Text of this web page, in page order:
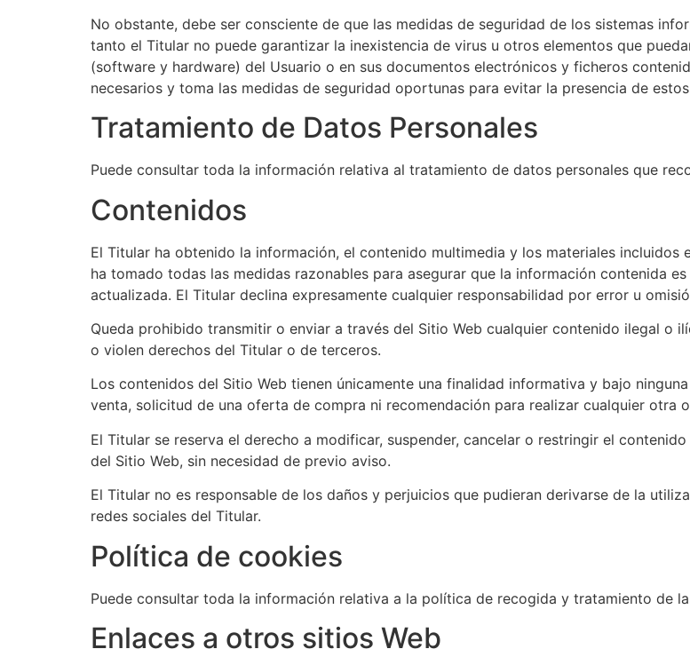
No obstante, debe ser consciente de que las medidas de seguridad de los sistemas
tanto el Titular no puede garantizar la inexistencia de virus u otros elementos que
(software y hardware) del Usuario o en sus documentos electrónicos y ficheros
necesarios y toma las medidas de seguridad oportunas para evitar la presencia de
Tratamiento de Datos Personales
Puede consultar toda la información relativa al tratamiento de datos personales que
Contenidos
El Titular ha obtenido la información, el contenido multimedia y los materiales incluidos
ha tomado todas las medidas razonables para asegurar que la información contenida
actualizada. El Titular declina expresamente cualquier responsabilidad por error u
Queda prohibido transmitir o enviar a través del Sitio Web cualquier contenido ilegal o
o violen derechos del Titular o de terceros.
Los contenidos del Sitio Web tienen únicamente una finalidad informativa y bajo
venta, solicitud de una oferta de compra ni recomendación para realizar cualquier otra
El Titular se reserva el derecho a modificar, suspender, cancelar o restringir el
del Sitio Web, sin necesidad de previo aviso.
El Titular no es responsable de los daños y perjuicios que pudieran derivarse de la
redes sociales del Titular.
Política de cookies
Puede consultar toda la información relativa a la política de recogida y tratamiento de
Enlaces a otros sitios Web